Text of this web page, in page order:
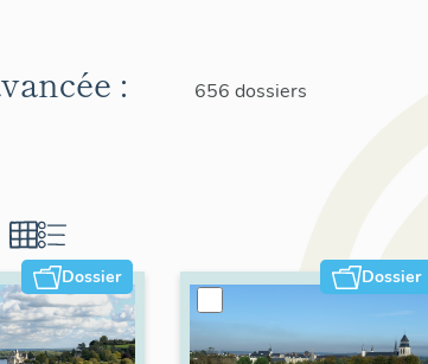
: 656 dossiers
Dossier Dossier